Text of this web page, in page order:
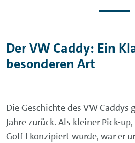
Der VW Caddy: Ein
besonderen Art
Die Geschichte des VW
Jahre zurück. Als kleiner Pick-
Golf I konzipiert wurde, war er